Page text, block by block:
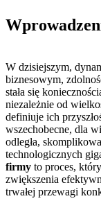
W dzisiejszym,
biznesowym,
stała się
niezależnie od
definiuje ich
wszechobecne, dla
odległa,
technologicznych
firmy to proces,
zwiększenia
trwałej przewagi